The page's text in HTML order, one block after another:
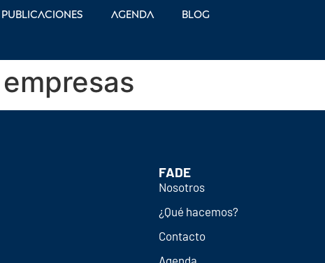
Publicaciones Agenda Blog
FADE
Nosotros
¿Qué hacemos?
Contacto